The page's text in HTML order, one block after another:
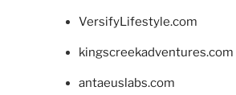
VersifyLifestyle.com
kingscreekadventures.com
antaeuslabs.com